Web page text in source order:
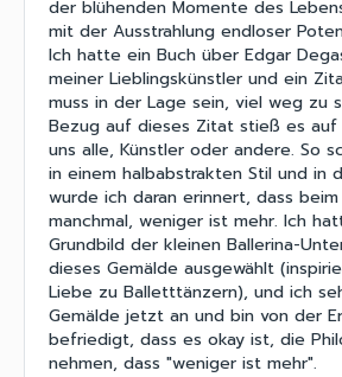
der blühenden Momente des
mit der Ausstrahlung endloser
Ich hatte ein Buch über Edgar
meiner Lieblingskünstler und ein
muss in der Lage sein, viel weg zu
Bezug auf dieses Zitat stieß es auf
uns alle, Künstler oder andere. So
in einem halbabstrakten Stil und in
wurde ich daran erinnert, dass
manchmal, weniger ist mehr. Ich
Grundbild der kleinen Ballerina-
dieses Gemälde ausgewählt
Liebe zu Balletttänzern), und ich
Gemälde jetzt an und bin von der
befriedigt, dass es okay ist, die
nehmen, dass "weniger ist mehr".